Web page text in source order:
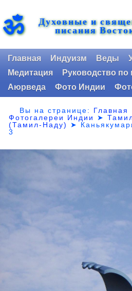
ॐ Духовные и
писания
Главная Индуизм Веды
Медитация
Руководство по
Аюрведа
Фото Индии
Вы на странице: Главная
Фотогалереи Индии
➤
(Тамил-Наду)
➤
3